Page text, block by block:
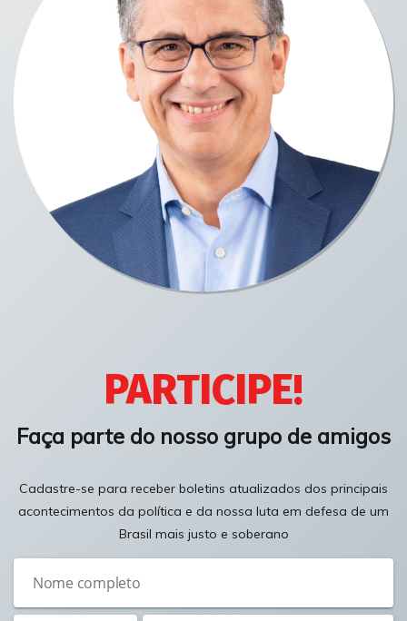
PARTICIPE!
Faça parte do nosso grupo de amigos
Cadastre-se para receber boletins atualizados dos principais
acontecimentos da política e da nossa luta em defesa de um
Brasil mais justo e soberano